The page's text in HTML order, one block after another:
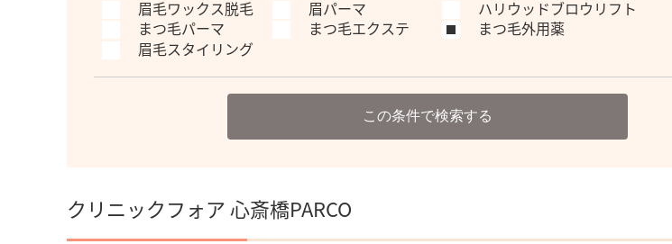
眉毛ワックス脱毛
眉パーマ
ハリウッドブロウリフト
まつ毛パーマ
まつ毛エクステ
まつ毛外用薬
眉毛スタイリング
この条件で検索する
クリニックフォア 心斎橋PARCO